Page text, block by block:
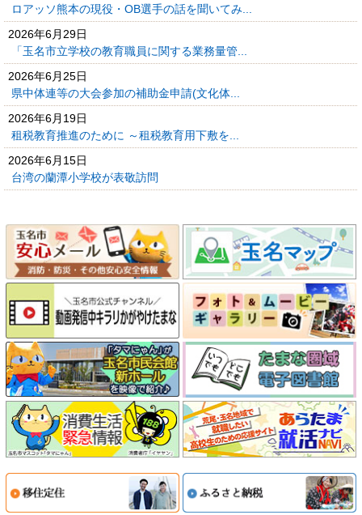
ロアッソ熊本の現役・OB選手の話を聞いてみ...
2026年6月29日
「玉名市立学校の教育職員に関する業務量管...
2026年6月25日
県中体連等の大会参加の補助金申請(文化体...
2026年6月19日
租税教育推進のために ～租税教育用下敷を...
2026年6月15日
台湾の蘭潭小学校が表敬訪問